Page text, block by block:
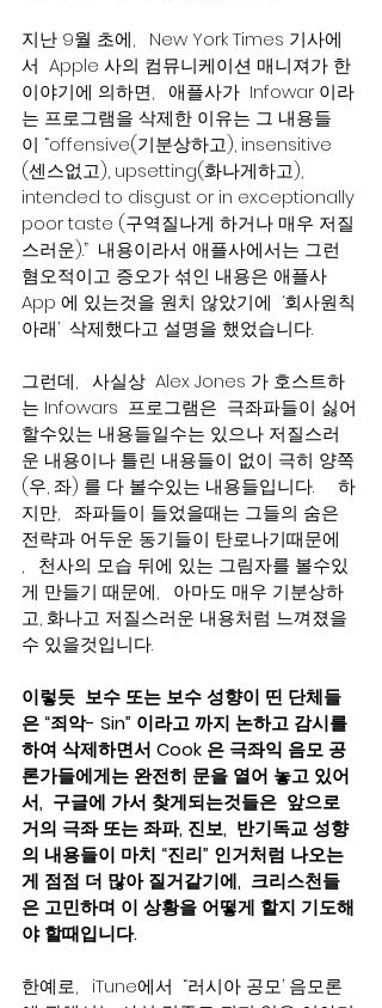
지난 9월 초에,   New York Times 기사에
서  Apple 사의 컴뮤니케이션 매니져가 한
이야기에 의하면,   애플사가  Infowar 이라
는 프로그램을 삭제한 이유는 그 내용들
이 “offensive(기분상하고), insensitive
(센스없고), upsetting(화나게하고),
intended to disgust or in exceptionally
poor taste (구역질나게 하거나 매우 저질
스러운).”  내용이라서 애플사에서는 그런
혐오적이고 증오가 섞인 내용은 애플사
App 에 있는것을 원치 않았기에  ‘회사원칙
아래’  삭제했다고 설명을 했었습니다.
그런데,   사실상  Alex Jones 가 호스트하
는 Infowars  프로그램은  극좌파들이 싫어
할수있는 내용들일수는 있으나 저질스러
운 내용이나 틀린 내용들이 없이 극히 양쪽
(우, 좌) 를 다 볼수있는 내용들입니다.     하
지만,   좌파들이 들었을때는 그들의 숨은
전략과 어두운 동기들이 탄로나기때문에
,   천사의 모습 뒤에 있는 그림자를 볼수있
게 만들기 때문에,   아마도 매우 기분상하
고, 화나고 저질스러운 내용처럼 느껴졌을
수 있을것입니다.
이렇듯  보수 또는 보수 성향이 띤 단체들
은 “죄악- Sin” 이라고 까지 논하고 감시를
하여 삭제하면서 Cook 은 극좌익 음모 공
론가들에게는 완전히 문을 열어 놓고 있어
서,  구글에 가서 찾게되는것들은  앞으로
거의 극좌 또는 좌파, 진보,  반기독교 성향
의 내용들이 마치 “진리” 인거처럼 나오는
게 점점 더 많아 질거같기에,  크리스천들
은 고민하며 이 상황을 어떻게 할지 기도해
야 할때입니다.
한예로,   iTune에서  “러시아 공모’ 음모론